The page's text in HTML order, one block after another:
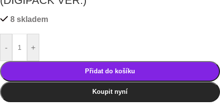
8 skladem
- +
Přidat do košíku
Koupit nyní